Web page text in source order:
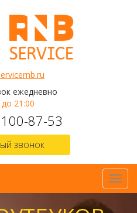
ежедневно
21:00
87-53
звонок